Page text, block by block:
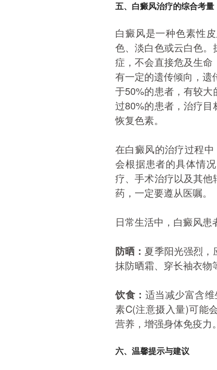
五、白癜风治疗的综合考量
白癜风是一种色素性
色、淡白色或云白色
症，不会直接危及生
有一定的遗传倾向，遗
于50%的患者，有较
过80%的患者，治疗
恢复色素。
在白癜风的治疗过程
会根据患者的具体情
疗、手术治疗以及其
药，一定要遵从医嘱。
日常生活中，白癜风
防晒： 夏季阳光强烈
抹防晒霜、穿长袖衣物
饮食： 适当减少富含
素C(注意摄入量)可能
营养，增强身体免疫力
六、温馨提示与建议